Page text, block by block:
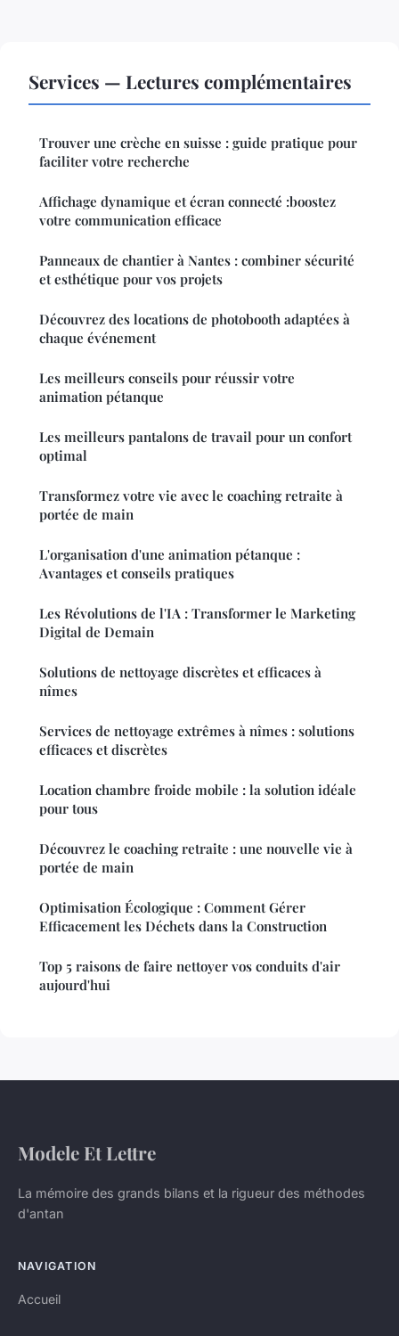
Services — Lectures complémentaires
Trouver une crèche en suisse : guide pratique pour
faciliter votre recherche
Affichage dynamique et écran connecté :boostez
votre communication efficace
Panneaux de chantier à Nantes : combiner sécurité
et esthétique pour vos projets
Découvrez des locations de photobooth adaptées à
chaque événement
Les meilleurs conseils pour réussir votre
animation pétanque
Les meilleurs pantalons de travail pour un confort
optimal
Transformez votre vie avec le coaching retraite à
portée de main
L'organisation d'une animation pétanque :
Avantages et conseils pratiques
Les Révolutions de l'IA : Transformer le Marketing
Digital de Demain
Solutions de nettoyage discrètes et efficaces à
nîmes
Services de nettoyage extrêmes à nîmes : solutions
efficaces et discrètes
Location chambre froide mobile : la solution idéale
pour tous
Découvrez le coaching retraite : une nouvelle vie à
portée de main
Optimisation Écologique : Comment Gérer
Efficacement les Déchets dans la Construction
Top 5 raisons de faire nettoyer vos conduits d'air
aujourd'hui
Modele Et Lettre
La mémoire des grands bilans et la rigueur des méthodes
d'antan
NAVIGATION
Accueil